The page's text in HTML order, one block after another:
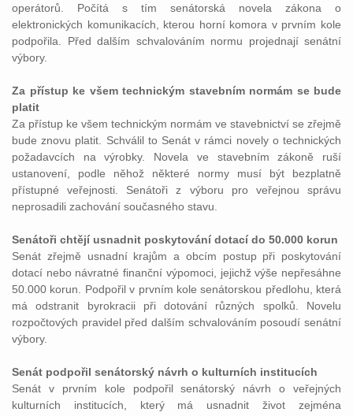
operátorů. Počítá s tím senátorská novela zákona o
elektronických komunikacích, kterou horní komora v prvním kole
podpořila. Před dalším schvalováním normu projednají senátní
výbory.
Za přístup ke všem technickým stavebním normám se bude
platit
Za přístup ke všem technickým normám ve stavebnictví se zřejmě
bude znovu platit. Schválil to Senát v rámci novely o technických
požadavcích na výrobky. Novela ve stavebním zákoně ruší
ustanovení, podle něhož některé normy musí být bezplatně
přístupné veřejnosti. Senátoři z výboru pro veřejnou správu
neprosadili zachování současného stavu.
Senátoři chtějí usnadnit poskytování dotací do 50.000 korun
Senát zřejmě usnadní krajům a obcím postup při poskytování
dotací nebo návratné finanční výpomoci, jejichž výše nepřesáhne
50.000 korun. Podpořil v prvním kole senátorskou předlohu, která
má odstranit byrokracii při dotování různých spolků. Novelu
rozpočtových pravidel před dalším schvalováním posoudí senátní
výbory.
Senát podpořil senátorský návrh o kulturních institucích
Senát v prvním kole podpořil senátorský návrh o veřejných
kulturních institucích, který má usnadnit život zejména